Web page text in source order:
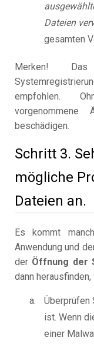
Dateien
gesamten
Merken!
empfohlen.
vorgenommene
beschädigen.
Schritt 3.
mögliche
Dateien an.
Es kommt
Anwendung und
der Öffnung der
dann
Überprüfen
ist. Wenn
einer